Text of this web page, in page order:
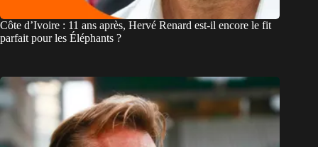
Côte d’Ivoire : 11 ans après, Hervé Renard est-il encore le fit
parfait pour les Éléphants ?